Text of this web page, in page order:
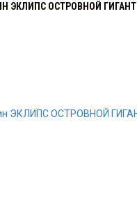
ЭКЛИПС ОСТРОВНОЙ ГИГАНТ